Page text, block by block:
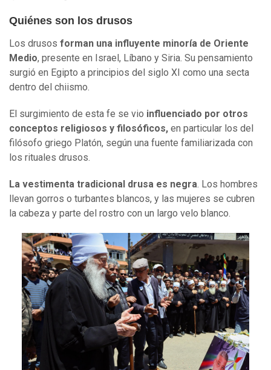
Quiénes son los drusos
Los drusos forman una influyente minoría de Oriente
Medio, presente en Israel, Líbano y Siria. Su pensamiento
surgió en Egipto a principios del siglo XI como una secta
dentro del chiismo.
El surgimiento de esta fe se vio influenciado por otros
conceptos religiosos y filosóficos, en particular los del
filósofo griego Platón, según una fuente familiarizada con
los rituales drusos.
La vestimenta tradicional drusa es negra. Los hombres
llevan gorros o turbantes blancos, y las mujeres se cubren
la cabeza y parte del rostro con un largo velo blanco.